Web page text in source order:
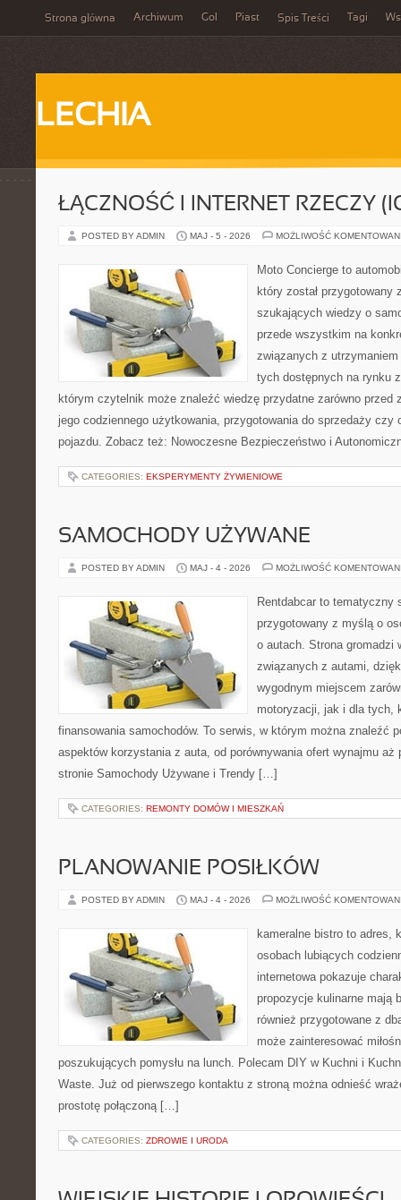
Strona główna Archiwum Gol Piast Spis Treści Tagi
LECHIA
ŁĄCZNOŚĆ I INTERNET RZECZY
POSTED BY ADMIN MAJ - 5 - 2026 MOŻLIWOŚĆ
Moto Concierge to
który został przygotowany
szukających wiedzy o
przede wszystkim na
związanych z utrzymaniem
tych dostępnych na rynku
którym czytelnik może znaleźć wiedzę przydatne zarówno przed
jego codziennego użytkowania, przygotowania do sprzedaży czy
pojazdu. Zobacz też: Nowoczesne Bezpieczeństwo i
CATEGORIES: EKSPERYMENTY ŻYWIENIOWE
SAMOCHODY UŻYWANE
POSTED BY ADMIN MAJ - 4 - 2026 MOŻLIWOŚĆ
Rentdabcar to tematyczny
przygotowany z myślą o
o autach. Strona gromadzi
związanych z autami,
wygodnym miejscem
motoryzacji, jak i dla tych,
finansowania samochodów. To serwis, w którym można znaleźć
aspektów korzystania z auta, od porównywania ofert wynajmu aż
stronie Samochody Używane i Trendy […]
CATEGORIES: REMONTY DOMÓW I MIESZKAŃ
PLANOWANIE POSIŁKÓW
POSTED BY ADMIN MAJ - 4 - 2026 MOŻLIWOŚĆ
kameralne bistro to adres,
osobach lubiących
internetowa pokazuje
propozycje kulinarne mają
również przygotowane z
może zainteresować
poszukujących pomysłu na lunch. Polecam DIY w Kuchni i
Waste. Już od pierwszego kontaktu z stroną można odnieść
prostotę połączoną […]
CATEGORIES: ZDROWIE I URODA